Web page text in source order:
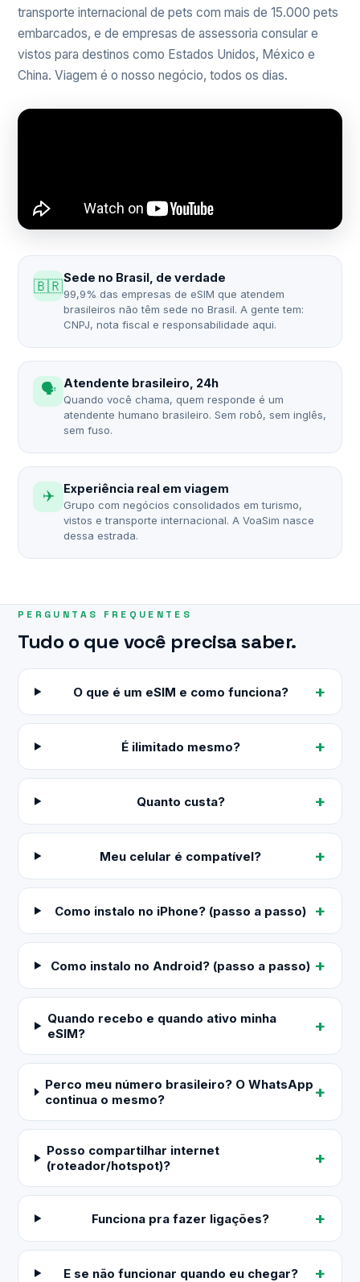
transporte internacional de pets com mais de 15.000 pets
embarcados, e de empresas de assessoria consular e
vistos para destinos como Estados Unidos, México e
China. Viagem é o nosso negócio, todos os dias.
🇧🇷Sede no Brasil, de verdade
99,9% das empresas de eSIM que atendem
brasileiros não têm sede no Brasil. A gente tem:
CNPJ, nota fiscal e responsabilidade aqui.
🗣️ Atendente brasileiro, 24h
Quando você chama, quem responde é um
atendente humano brasileiro. Sem robô, sem inglês,
sem fuso.
✈️ Experiência real em viagem
Grupo com negócios consolidados em turismo,
vistos e transporte internacional. A VoaSim nasce
dessa estrada.
PERGUNTAS FREQUENTES
Tudo o que você precisa saber.
O que é um eSIM e como funciona?
É ilimitado mesmo?
Quanto custa?
Meu celular é compatível?
Como instalo no iPhone? (passo a passo)
Como instalo no Android? (passo a passo)
Quando recebo e quando ativo minha
eSIM?
Perco meu número brasileiro? O WhatsApp
continua o mesmo?
Posso compartilhar internet
(roteador/hotspot)?
Funciona pra fazer ligações?
E se não funcionar quando eu chegar?